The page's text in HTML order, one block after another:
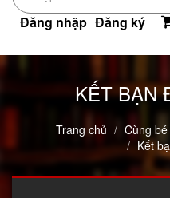
Đăng nhập Đăng ký
KẾT BẠN
Trang chủ
Cùng
Kết